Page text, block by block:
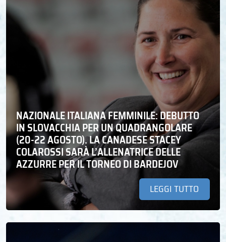
NAZIONALE ITALIANA FEMMINILE: DEBUTTO
IN SLOVACCHIA PER UN QUADRANGOLARE
(20-22 AGOSTO). LA CANADESE STACEY
COLAROSSI SARÀ L’ALLENATRICE DELLE
AZZURRE PER IL TORNEO DI BARDEJOV
LEGGI TUTTO